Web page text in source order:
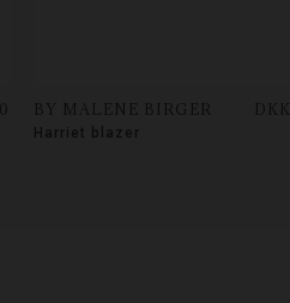
BY MALENE BIRGER
Harriet blazer